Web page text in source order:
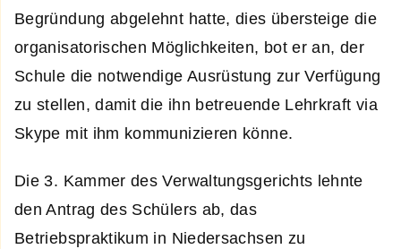
Begründung abgelehnt hatte, dies übersteige die
organisatorischen Möglichkeiten, bot er an, der
Schule die notwendige Ausrüstung zur Verfügung
zu stellen, damit die ihn betreuende Lehrkraft via
Skype mit ihm kommunizieren könne.
Die 3. Kammer des Verwaltungsgerichts lehnte
den Antrag des Schülers ab, das
Betriebspraktikum in Niedersachsen zu